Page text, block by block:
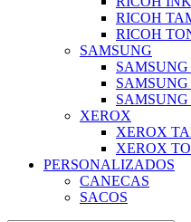
RICOH
RICOH
SAMSUNG
XEROX
XEROX
XEROX
PERSONALIZADOS
CANECAS
SACOS